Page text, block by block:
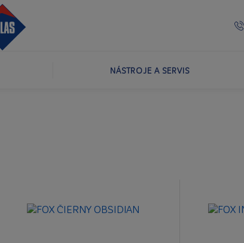
NÁSTROJE A SERVIS